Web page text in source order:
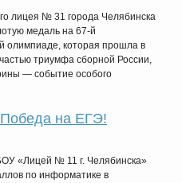
лицея № 31 города Челябинска
медаль на 67-й
олимпиаде, которая прошла в
триумфа сборной России,
— событие особого
на ЕГЭ!
«Лицей № 11 г. Челябинска»
по информатике в